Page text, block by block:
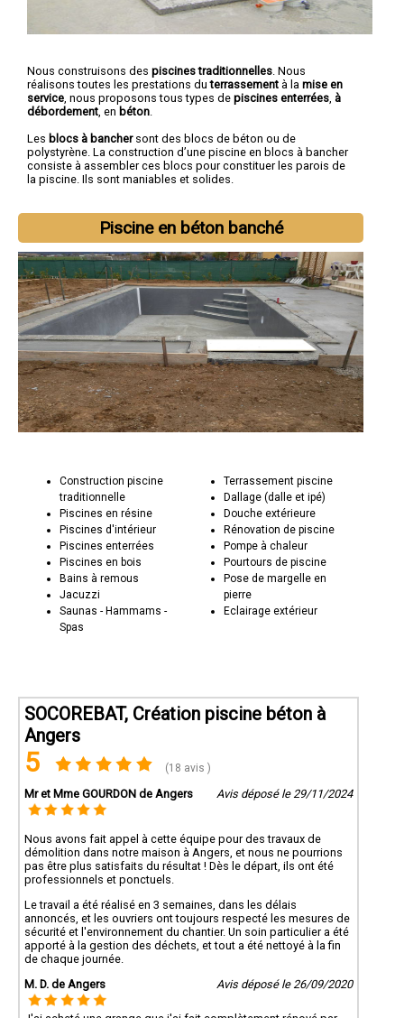
Nous construisons des piscines traditionnelles . Nous
réalisons toutes les prestations duterrassement à la mise en
service , nous proposons tous types de piscines enterrées à
débordement , en béton
Les blocs à banchersont des blocs de béton ou de
polystyrène. La construction d’une piscine en blocs à bancher
consiste à assembler ces blocs pour constituer les parois de
la piscine. Ils sont maniables et solides.
Piscine en béton banché
Construction piscine
traditionnelle
Piscines en résine
Piscines d'intérieur
Piscines enterrées
Piscines en bois
Bains à remous
Jacuzzi
Saunas - Hammams -
Spas
Terrassement piscine
Dallage (dalle et ipé)
Douche extérieure
Rénovation de piscine
Pompe à chaleur
Pourtours de piscine
Pose de margelle en
pierre
Eclairage extérieur
SOCOREBAT, Création piscine béton à
Angers
5 (18 avis )
Mr et Mme GOURDON de Angers Avis déposé le 29/11/2024
Nous avons fait appel à cette équipe pour des travaux de
démolition dans notre maison à Angers, et nous ne pourrions
pas être plus satisfaits du résultat ! Dès le départ, ils ont été
professionnels et ponctuels.
Le travail a été réalisé en 3 semaines, dans les délais
annoncés, et les ouvriers ont toujours respecté les mesures de
sécurité et l'environnement du chantier. Un soin particulier a été
apporté à la gestion des déchets, et tout a été nettoyé à la fin
de chaque journée.
M. D. de Angers
Avis déposé le 26/09/2020